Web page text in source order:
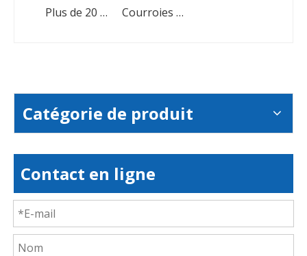
Plus de 20 ans d'expérience dans la fabrication de courroies trapézoïdales en caoutchouc Courroies de distribution automobiles
Catégorie de produit
Contact en ligne